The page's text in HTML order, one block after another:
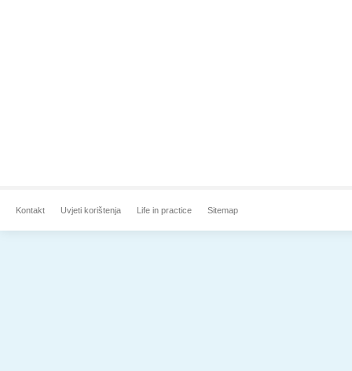
Kontakt Uvjeti korištenja Life in practice Sitemap